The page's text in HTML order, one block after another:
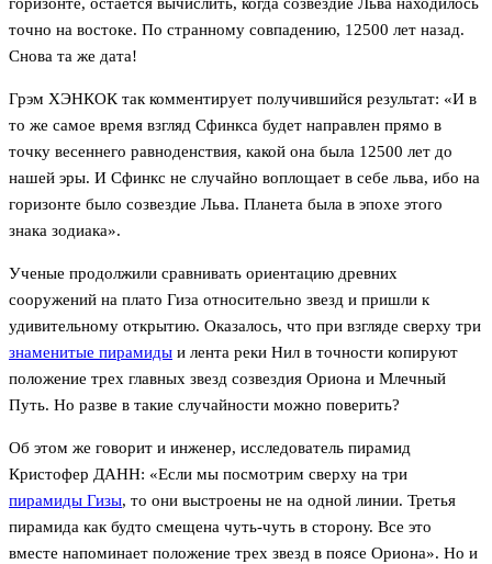
точно на востоке. По странному совпадению, 12500 лет назад.
Снова та же дата!
Грэм ХЭНКОК так комментирует получившийся результат: «И в
то же самое время взгляд Сфинкса будет направлен прямо в
точку весеннего равноденствия, какой она была 12500 лет до
нашей эры. И Сфинкс не случайно воплощает в себе льва, ибо на
горизонте было созвездие Льва. Планета была в эпохе этого
знака зодиака».
Ученые продолжили сравнивать ориентацию древних
сооружений на плато Гиза относительно звезд и пришли к
удивительному открытию. Оказалось, что при взгляде сверху три
знаменитые пирамиды и лента реки Нил в точности копируют
положение трех главных звезд созвездия Ориона и Млечный
Путь. Но разве в такие случайности можно поверить?
Об этом же говорит и инженер, исследователь пирамид
Кристофер ДАНН: «Если мы посмотрим сверху на три
пирамиды Гизы, то они выстроены не на одной линии. Третья
пирамида как будто смещена чуть-чуть в сторону. Все это
вместе напоминает положение трех звезд в поясе Ориона». Но и